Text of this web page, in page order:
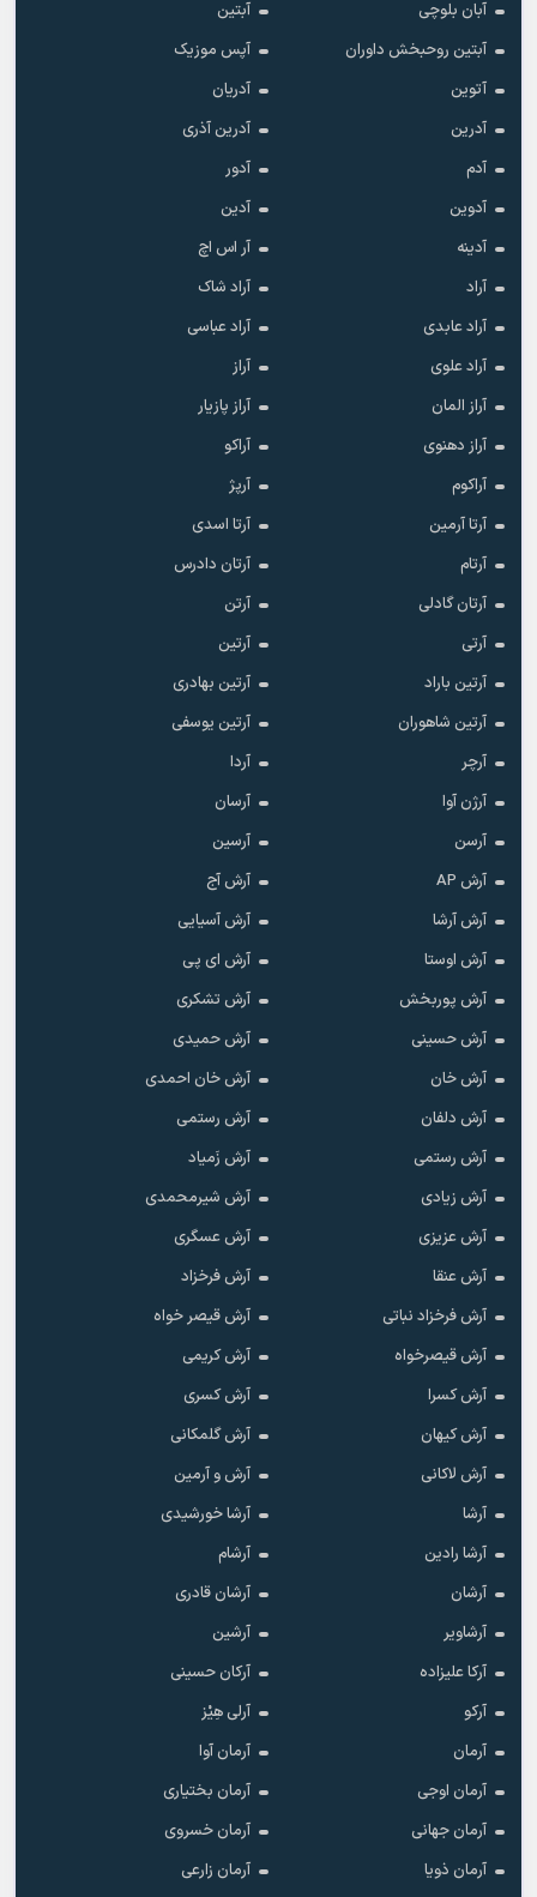
آبان بلوچی
آبتین
آبتین روحبخش داوران
آپس موزیک
آتوین
آدریان
آدرین
آدرین آذری
آدم
آدور
آدوین
آدین
آدینه
آر اس اچ
آراد
آراد شاک
آراد عابدی
آراد عباسی
آراد علوی
آراز
آراز المان
آراز پازیار
آراز دهنوی
آراکو
آراکوم
آرپژ
آرتا آرمین
آرتا اسدی
آرتام
آرتان دادرس
آرتان گادلی
آرتن
آرتی
آرتین
آرتین باراد
آرتین بهادری
آرتین شاهوران
آرتین یوسفی
آرچر
آردا
آرژن آوا
آرسان
آرسن
آرسین
آرش AP
آرش آج
آرش آرشا
آرش آسیایی
آرش اوستا
آرش ای پی
آرش پوربخش
آرش تشکری
آرش حسینی
آرش حمیدی
آرش خان
آرش خان احمدی
آرش دلفان
آرش رستمى
آرش رستمی
آرش زَمیاد
آرش زیادی
آرش شیرمحمدی
آرش عزیزی
آرش عسگری
آرش عنقا
آرش فرخزاد
آرش فرخزاد نباتی
آرش قیصر خواه
آرش قیصرخواه
آرش کریمی
آرش کسرا
آرش کسری
آرش کیهان
آرش گلمکانی
آرش لاکانی
آرش و آرمین
آرشا
آرشا خورشیدی
آرشا رادین
آرشام
آرشان
آرشان قادری
آرشاویر
آرشین
آرکا علیزاده
آرکان حسینی
آرکو
آرلی هِیْز
آرمان
آرمان آوا
آرمان اوجی
آرمان بختیاری
آرمان جهانی
آرمان خسروی
آرمان ذویا
آرمان زارعی